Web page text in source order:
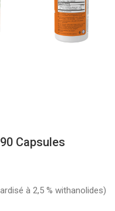
Capsules
à 2,5 % withanolides)